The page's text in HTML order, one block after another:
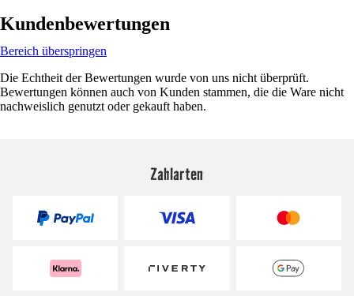
Kundenbewertungen
Bereich überspringen
Die Echtheit der Bewertungen wurde von uns nicht überprüft.
Bewertungen können auch von Kunden stammen, die die Ware nicht
nachweislich genutzt oder gekauft haben.
Zahlarten